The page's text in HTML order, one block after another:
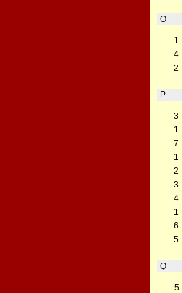
O
1
4
2
P
3
1
7
1
2
3
4
1
6
5
Q
5